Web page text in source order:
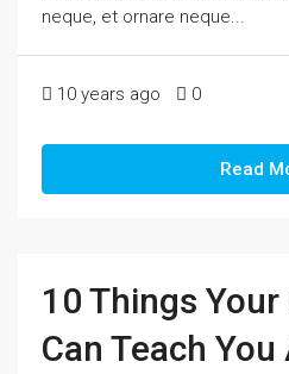
neque, et ornare neque...
10 years ago 0
Read
10 Things
Can Teach